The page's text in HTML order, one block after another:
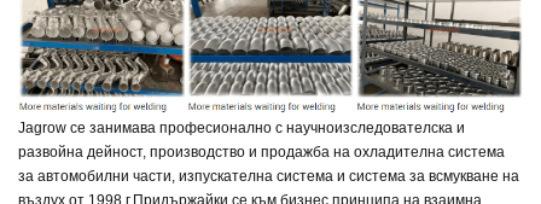
Jagrow се занимава професионално с научноизследователска и
развойна дейност, производство и продажба на охладителна система
за автомобилни части, изпускателна система и система за всмукване на
въздух от 1998 г. Придържайки се към бизнес принципа на взаимна